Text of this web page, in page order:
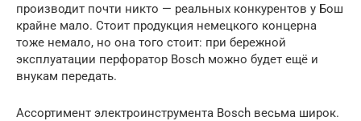
производит почти никто — реальных конкурентов у Бош
крайне мало. Стоит продукция немецкого концерна
тоже немало, но она того стоит: при бережной
эксплуатации перфоратор Bosch можно будет ещё и
внукам передать.
Ассортимент электроинструмента Bosch весьма широк.